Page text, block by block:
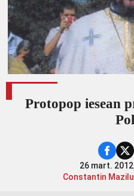
Protopop iesean
26 mart.
Constantin Mazilu